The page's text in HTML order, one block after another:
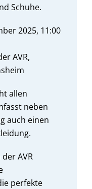
Schuhe.
2025, 11:00
AVR,
allen
neben
auch einen
AVR
perfekte